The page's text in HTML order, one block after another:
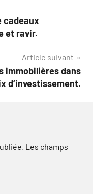
cadeaux
et ravir.
Article suivant
immobilières dans
d’investissement.
Les champs